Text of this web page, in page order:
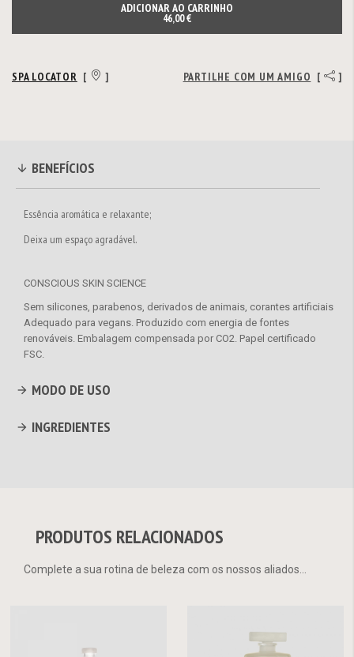
ADICIONAR AO CARRINHO
46,00 €
SPA LOCATOR [ ] PARTILHE COM UM AMIGO [ ]
BENEFÍCIOS
Essência aromática e relaxante;
Deixa um espaço agradável.
CONSCIOUS SKIN SCIENCE
Sem silicones, parabenos, derivados de animais, corantes artificiais
Adequado para vegans. Produzido com energia de fontes
renováveis. Embalagem compensada por CO2. Papel certificado
FSC.
MODO DE USO
INGREDIENTES
PRODUTOS RELACIONADOS
Complete a sua rotina de beleza com os nossos aliados...